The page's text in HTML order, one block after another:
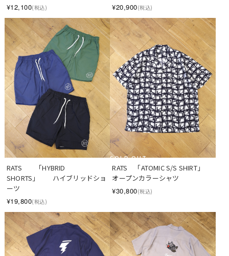
¥12,100(税込)
¥20,900(税込)
RATS　　「HYBRID
SHORTS」　　ハイブリッドショ
ーツ
¥19,800(税込)
SOLD OUT
RATS　「ATOMIC S/S SHIRT」
オープンカラーシャツ
¥30,800(税込)